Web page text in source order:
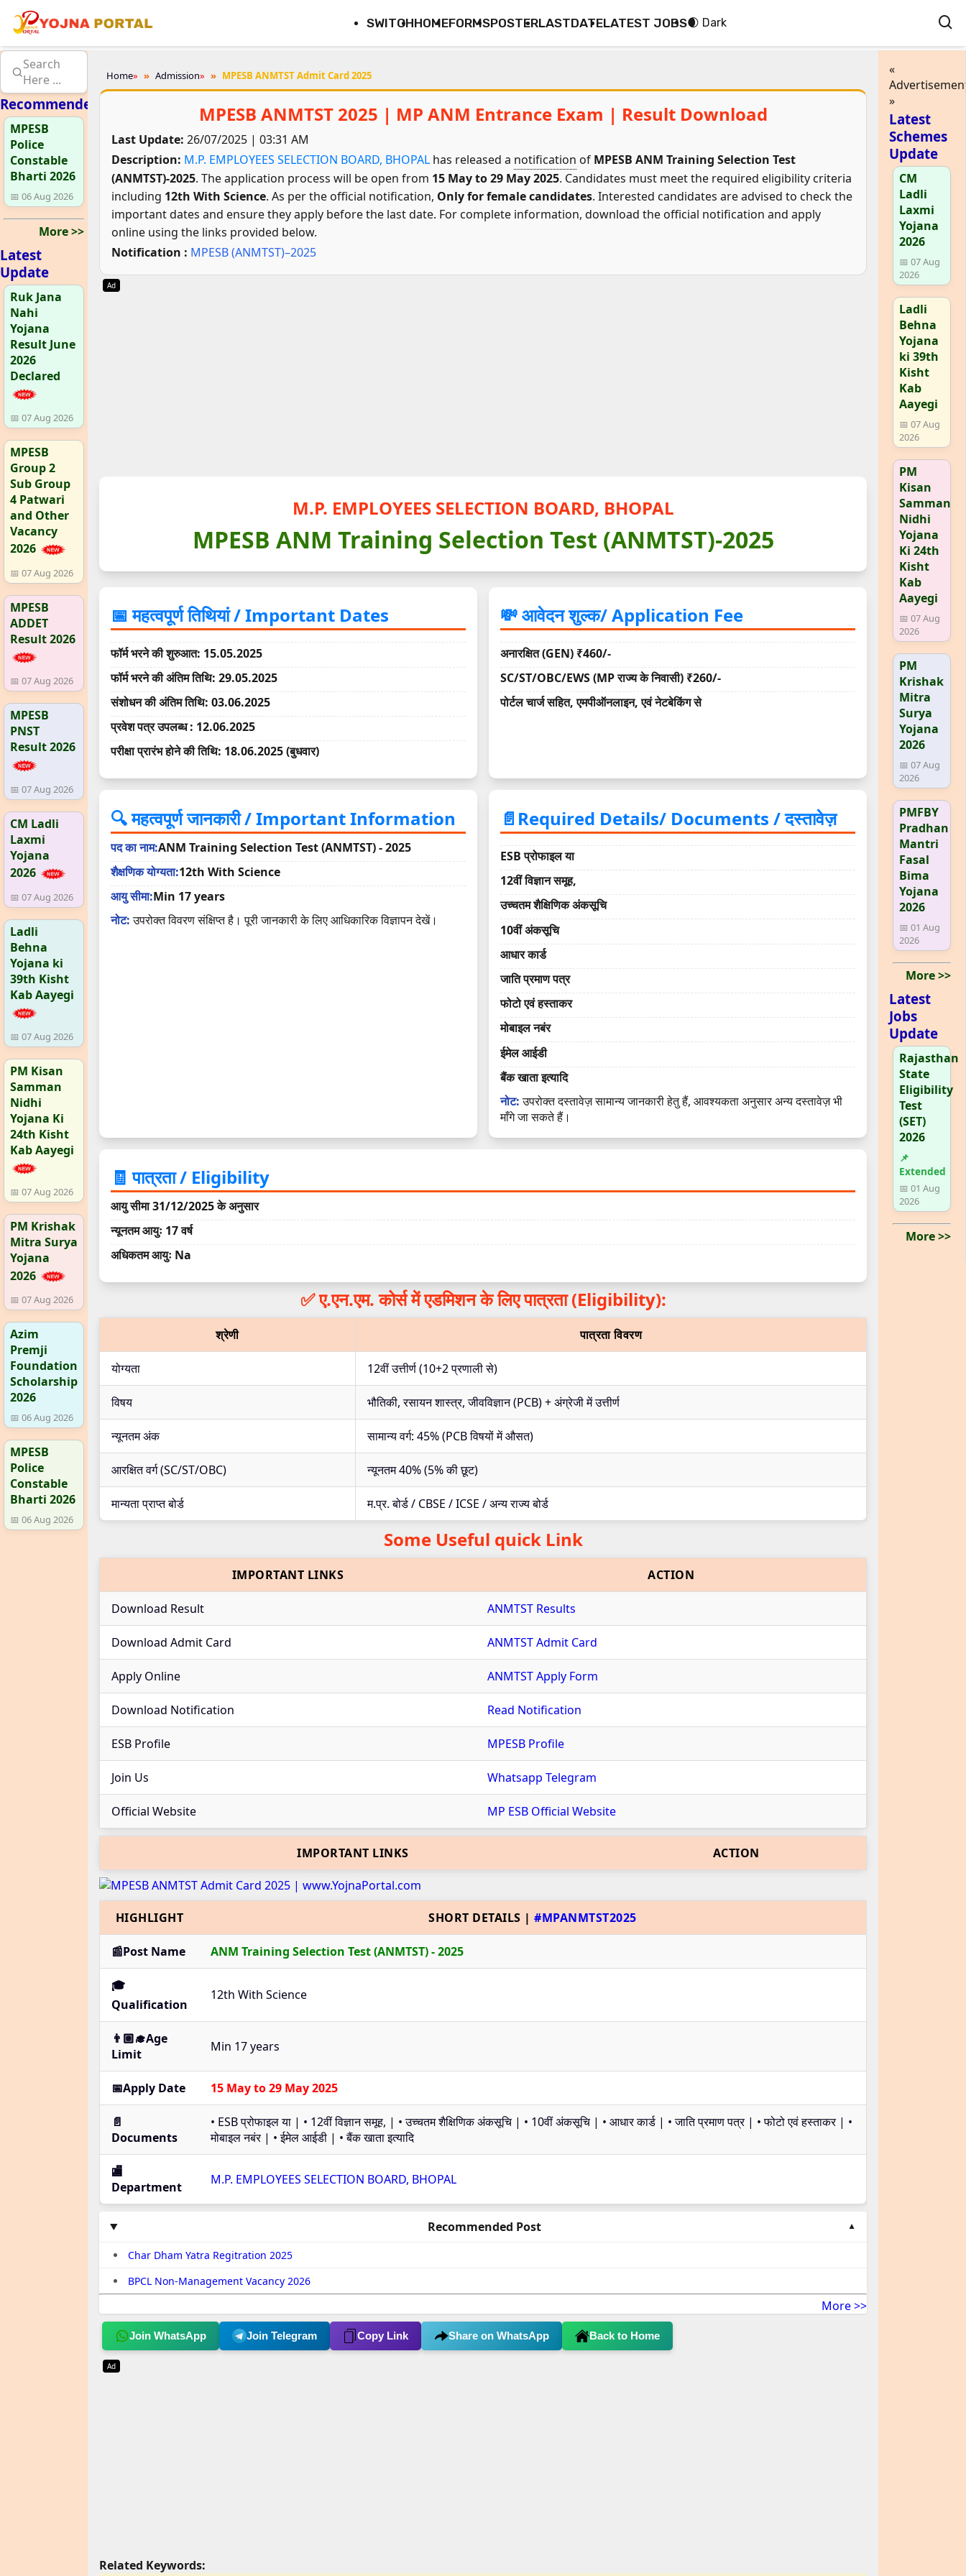
SWITCHHOMEFORMSPOSTERLASTDATELATEST JOBS🌒 Dark
Search
Here ...
Recommended
MPESB
Police
Constable
Bharti 2026
📅 06 Aug 2026
More >>
Latest
Update
Ruk Jana
Nahi
Yojana
Result June
2026
Declared
📅 07 Aug 2026
MPESB
Group 2
Sub Group
4 Patwari
and Other
Vacancy
2026
📅 07 Aug 2026
MPESB
ADDET
Result 2026
📅 07 Aug 2026
MPESB
PNST
Result 2026
📅 07 Aug 2026
CM Ladli
Laxmi
Yojana
2026
📅 07 Aug 2026
Ladli
Behna
Yojana ki
39th Kisht
Kab Aayegi
📅 07 Aug 2026
PM Kisan
Samman
Nidhi
Yojana Ki
24th Kisht
Kab Aayegi
📅 07 Aug 2026
PM Krishak
Mitra Surya
Yojana
2026
📅 07 Aug 2026
Azim
Premji
Foundation
Scholarship
2026
📅 06 Aug 2026
MPESB
Police
Constable
Bharti 2026
📅 06 Aug 2026
Home» Admission» MPESB ANMTST Admit Card 2025
MPESB ANMTST 2025 | MP ANM Entrance Exam | Result Download
Last Update: 26/07/2025 | 03:31 AM
Description: M.P. EMPLOYEES SELECTION BOARD, BHOPAL has released a notification of MPESB ANM Training Selection Test
(ANMTST)-2025. The application process will be open from 15 May to 29 May 2025. Candidates must meet the required eligibility criteria
including 12th With Science. As per the official notification, Only for female candidates. Interested candidates are advised to check the
important dates and ensure they apply before the last date. For complete information, download the official notification and apply
online using the links provided below.
Notification : MPESB (ANMTST)–2025
Ad
M.P. EMPLOYEES SELECTION BOARD, BHOPAL
MPESB ANM Training Selection Test (ANMTST)-2025
📅 महत्वपूर्ण तिथियां / Important Dates
फॉर्म भरने की शुरुआत: 15.05.2025
फॉर्म भरने की अंतिम तिथि: 29.05.2025
संशोधन की अंतिम तिथि: 03.06.2025
प्रवेश पत्र उपलब्ध : 12.06.2025
परीक्षा प्रारंभ होने की तिथि: 18.06.2025 (बुधवार)
💸 आवेदन शुल्क/ Application Fee
अनारक्षित (GEN) ₹460/-
SC/ST/OBC/EWS (MP राज्य के निवासी) ₹260/-
पोर्टल चार्ज सहित, एमपीऑनलाइन, एवं नेटबेकिंग से
🔍 महत्वपूर्ण जानकारी / Important Information
पद का नाम:ANM Training Selection Test (ANMTST) - 2025
शैक्षणिक योग्यता:12th With Science
आयु सीमा:Min 17 years
नोट:उपरोक्त विवरण संक्षिप्त है। पूरी जानकारी के लिए आधिकारिक विज्ञापन देखें।
📄Required Details/ Documents / दस्तावेज़
ESB प्रोफाइल या
12वीं विज्ञान समूह,
उच्चतम शैक्षिणिक अंकसूचि
10वीं अंकसूचि
आधार कार्ड
जाति प्रमाण पत्र
फोटो एवं हस्ताकर
मोबाइल नबंर
ईमेल आईडी
बैंक खाता इत्यादि
नोट:उपरोक्त दस्तावेज़ सामान्य जानकारी हेतु हैं, आवश्यकता अनुसार अन्य दस्तावेज़ भी
माँगे जा सकते हैं।
🧾 पात्रता / Eligibility
आयु सीमा 31/12/2025 के अनुसार
न्यूनतम आयुः 17 वर्ष
अधिकतम आयुः Na
✅ ए.एन.एम. कोर्स में एडमिशन के लिए पात्रता (Eligibility):
श्रेणी पात्रता विवरण
योग्यता 12वीं उत्तीर्ण (10+2 प्रणाली से)
विषय भौतिकी, रसायन शास्त्र, जीवविज्ञान (PCB) + अंग्रेजी में उत्तीर्ण
न्यूनतम अंक सामान्य वर्ग: 45% (PCB विषयों में औसत)
आरक्षित वर्ग (SC/ST/OBC) न्यूनतम 40% (5% की छूट)
मान्यता प्राप्त बोर्ड म.प्र. बोर्ड / CBSE / ICSE / अन्य राज्य बोर्ड
Some Useful quick Link
IMPORTANT LINKS ACTION
Download Result ANMTST Results
Download Admit Card ANMTST Admit Card
Apply Online ANMTST Apply Form
Download Notification Read Notification
ESB Profile MPESB Profile
Join Us Whatsapp Telegram
Official Website MP ESB Official Website
IMPORTANT LINKS ACTION
HIGHLIGHT SHORT DETAILS |#MPANMTST2025
📰Post Name ANM Training Selection Test (ANMTST) - 2025
🎓
Qualification
12th With Science
👨🏼‍🎓Age
Limit
Min 17 years
📅Apply Date 15 May to 29 May 2025
📄
Documents
• ESB प्रोफाइल या | • 12वीं विज्ञान समूह, | • उच्चतम शैक्षिणिक अंकसूचि | • 10वीं अंकसूचि | • आधार कार्ड | • जाति प्रमाण पत्र | • फोटो एवं हस्ताकर | •
मोबाइल नबंर | • ईमेल आईडी | • बैंक खाता इत्यादि
🏬
Department
M.P. EMPLOYEES SELECTION BOARD, BHOPAL
Recommended Post
Char Dham Yatra Regitration 2025
BPCL Non-Management Vacancy 2026
More >>
Join WhatsApp Join Telegram Copy Link Share on WhatsApp Back to Home
Ad
Related Keywords:
«
»
Latest
Schemes
Update
CM
Ladli
Laxmi
Yojana
2026
📅 07 Aug
2026
Ladli
Behna
Yojana
ki 39th
Kisht
Kab
Aayegi
📅 07 Aug
2026
PM
Kisan
Samman
Nidhi
Yojana
Ki 24th
Kisht
Kab
Aayegi
📅 07 Aug
2026
PM
Krishak
Mitra
Surya
Yojana
2026
📅 07 Aug
2026
PMFBY
Pradhan
Mantri
Fasal
Bima
Yojana
2026
📅 01 Aug
2026
More >>
Latest
Jobs
Update
Rajasthan
State
Eligibility
Test
(SET)
2026
📌
Extended
📅 01 Aug
2026
More >>